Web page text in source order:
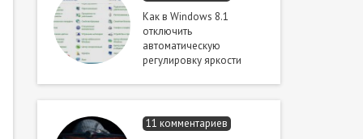
Как в Windows 8.1
отключить
автоматическую
регулировку яркости
11 комментариев